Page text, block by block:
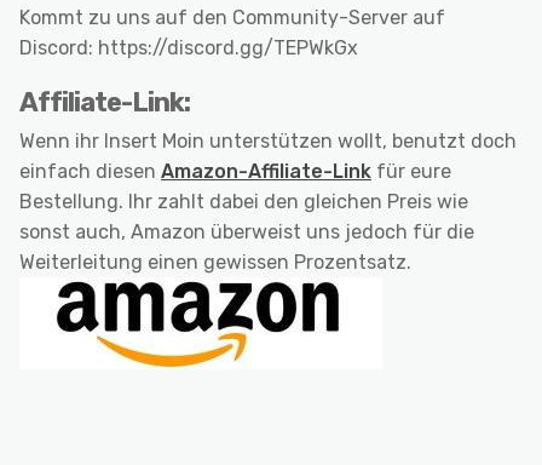
Kommt zu uns auf den Community-Server auf
Discord: https://discord.gg/TEPWkGx
Affiliate-Link:
Wenn ihr Insert Moin unterstützen wollt, benutzt doch
einfach diesen Amazon-Affiliate-Link für eure
Bestellung. Ihr zahlt dabei den gleichen Preis wie
sonst auch, Amazon überweist uns jedoch für die
Weiterleitung einen gewissen Prozentsatz.